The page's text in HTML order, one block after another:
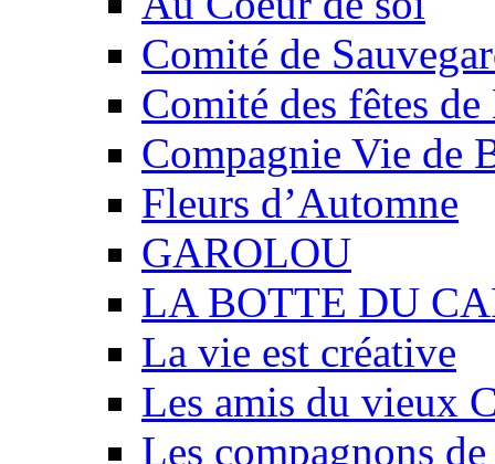
Comité de
Comité des fêtes
Compagnie Vie de
Fleurs d’Automne
GAROLOU
LA BOTTE DU
La vie est créative
Les amis du vieux
Les compagnons